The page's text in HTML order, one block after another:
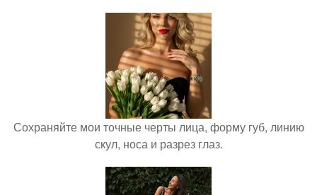
Сохраняйте мои точные черты лица, форму губ, линию
скул, носа и разрез глаз.